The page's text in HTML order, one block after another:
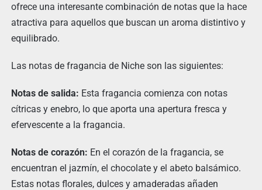
ofrece una interesante combinación de notas que la hace
atractiva para aquellos que buscan un aroma distintivo y
equilibrado.
Las notas de fragancia de Niche son las siguientes:
Notas de salida: Esta fragancia comienza con notas
cítricas y enebro, lo que aporta una apertura fresca y
efervescente a la fragancia.
Notas de corazón: En el corazón de la fragancia, se
encuentran el jazmín, el chocolate y el abeto balsámico.
Estas notas florales, dulces y amaderadas añaden